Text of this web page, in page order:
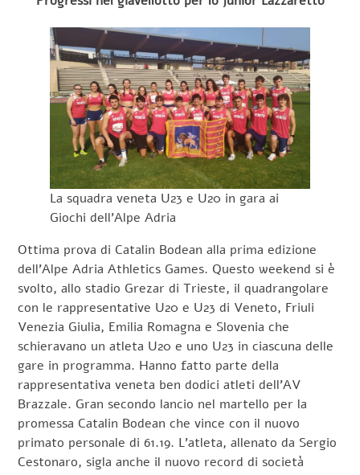
La squadra veneta U23 e U20 in gara ai
Giochi dell’Alpe Adria
Ottima prova di Catalin Bodean alla prima edizione
dell’Alpe Adria Athletics Games. Questo weekend si è
svolto, allo stadio Grezar di Trieste, il quadrangolare
con le rappresentative U20 e U23 di Veneto, Friuli
Venezia Giulia, Emilia Romagna e Slovenia che
schieravano un atleta U20 e uno U23 in ciascuna delle
gare in programma. Hanno fatto parte della
rappresentativa veneta ben dodici atleti dell’AV
Brazzale. Gran secondo lancio nel martello per la
promessa Catalin Bodean che vince con il nuovo
primato personale di 61.19. L’atleta, allenato da Sergio
Cestonaro, sigla anche il nuovo record di società